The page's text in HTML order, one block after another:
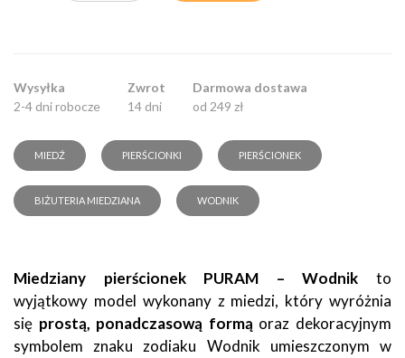
Wysyłka
2-4 dni robocze
Zwrot
14 dni
Darmowa dostawa
od 249 zł
MIEDŹ PIERŚCIONKI PIERŚCIONEK
BIŻUTERIA MIEDZIANA WODNIK
Miedziany pierścionek PURAM – Wodnik to
wyjątkowy model wykonany z miedzi, który wyróżnia
się prostą, ponadczasową formą oraz dekoracyjnym
symbolem znaku zodiaku Wodnik umieszczonym w